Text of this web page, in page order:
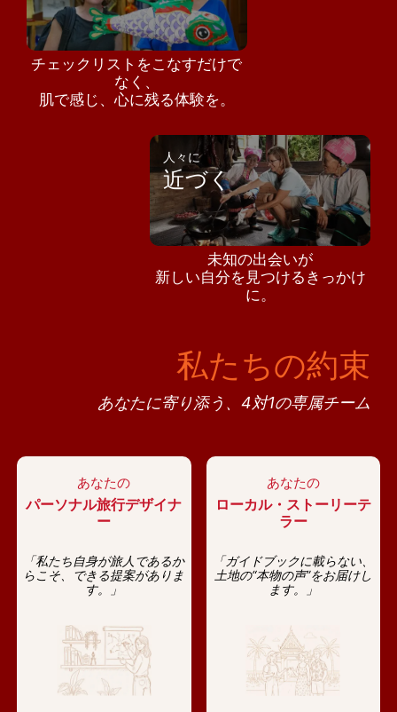
チェックリストをこなすだけで
なく、
肌で感じ、心に残る体験を。
人々に
近づく
未知の出会いが
新しい自分を見つけるきっかけ
に。
私たちの約束
あなたに寄り添う、4対1の専属チーム
あなたの
パーソナル旅行デザイナ
ー
「私たち自身が旅人であるか
らこそ、できる提案がありま
す。」
あなたの
ローカル・ストーリーテ
ラー
「ガイドブックに載らない、
土地の“本物の声”をお届けし
ます。」